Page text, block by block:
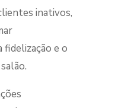
inativos,
e o